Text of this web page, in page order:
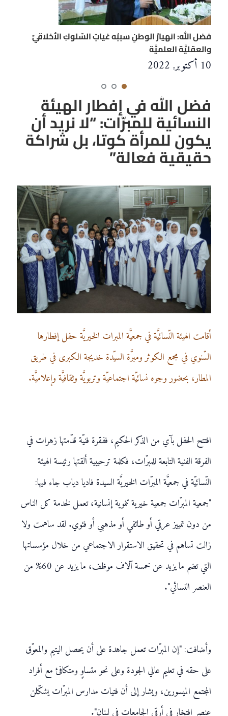
فضل الله: انهيارُ الوطنِ سببُه غيابُ السّلوكِ الأخلاقيِّ
والعقليَّة العلميَّة
10 أكتوبر, 2022
فضل الله في إفطار الهيئة
النسائية للمبرّات: “لا نريد أن
يكون للمرأة كوتا، بل شراكة
حقيقية فعالة”
أقامت الهيئة النّسائيَّة في جمعيَّة المبرات الخيريَّة حفل إفطارها
السّنوي في مجمع الكوثر ومبرَّة السيّدة خديجة الكبرى في طريق
المطار، بحضور وجوه نسائيّة اجتماعيّة وتربويَّة وثقافيَّة وإعلاميَّة.
افتتح الحفل بآي من الذكر الحكيم، ففقرة فنيّة قدّمتها زهرات في
الفرقة الفنية التابعة للمبرّات، فكلمة ترحيبية ألقتها رئيسة الهيئة
النّسائيّة في جمعيَّة المبرّات الخيريَّة السيدة فاديا دياب جاء فيها:
"جمعية المبرّات جمعية خيرية تنموية إنسانية، تعمل لخدمة كل الناس
من دون تمييز عرقي أو طائفي أو مذهبي أو فئوي. لقد ساهمت ولا
زالت تساهم في تحقيق الاستقرار الاجتماعي من خلال مؤسساتها
التي تضم ما يزيد عن خمسة آلاف موظف، ما يزيد عن 60% من
العنصر النسائي".
وأضافت: "إن المبرّات تعمل جاهدة على أن يحصل اليتيم والمعوّق
على حقه في تعليم عالي الجودة وعلى نحو متساوٍ ومتكافئ مع أفراد
المجتمع الميسورين، ويشار إلى أن فتيات مدارس المبرّات يشكّلن
عنصر افتخار في أرقى الجامعات في لبنان".